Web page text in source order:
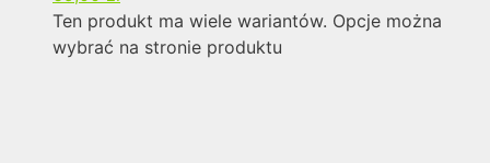
Ten produkt ma wiele wariantów. Opcje można
wybrać na stronie produktu